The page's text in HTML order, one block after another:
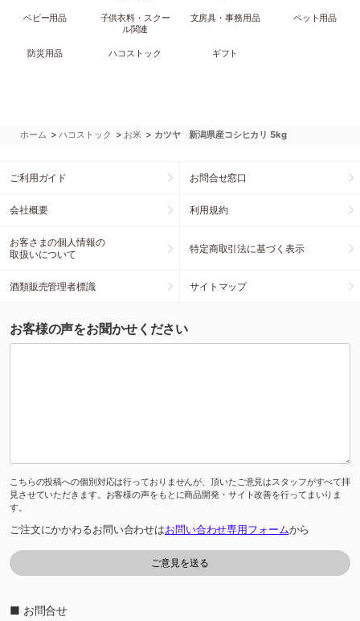
ベビー用品
子供衣料・スクー
ル関連
文房具・事務用品 ペット用品
防災用品 ハコストック ギフト
ホーム >ハコストック > お米 > カツヤ 新潟県産コシヒカリ 5kg
ご利用ガイド お問合せ窓口
会社概要 利用規約
お客さまの個人情報の
取扱いについて
特定商取引法に基づく表示
酒類販売管理者標識 サイトマップ
お客様の声をお聞かせください
こちらの投稿への個別対応は行っておりませんが、頂いたご意見はスタッフがすべて拝
見させていただきます。お客様の声をもとに商品開発・サイト改善を行ってまいりま
す。
ご注文にかかわるお問い合わせはお問い合わせ専用フォームから
■ お問合せ